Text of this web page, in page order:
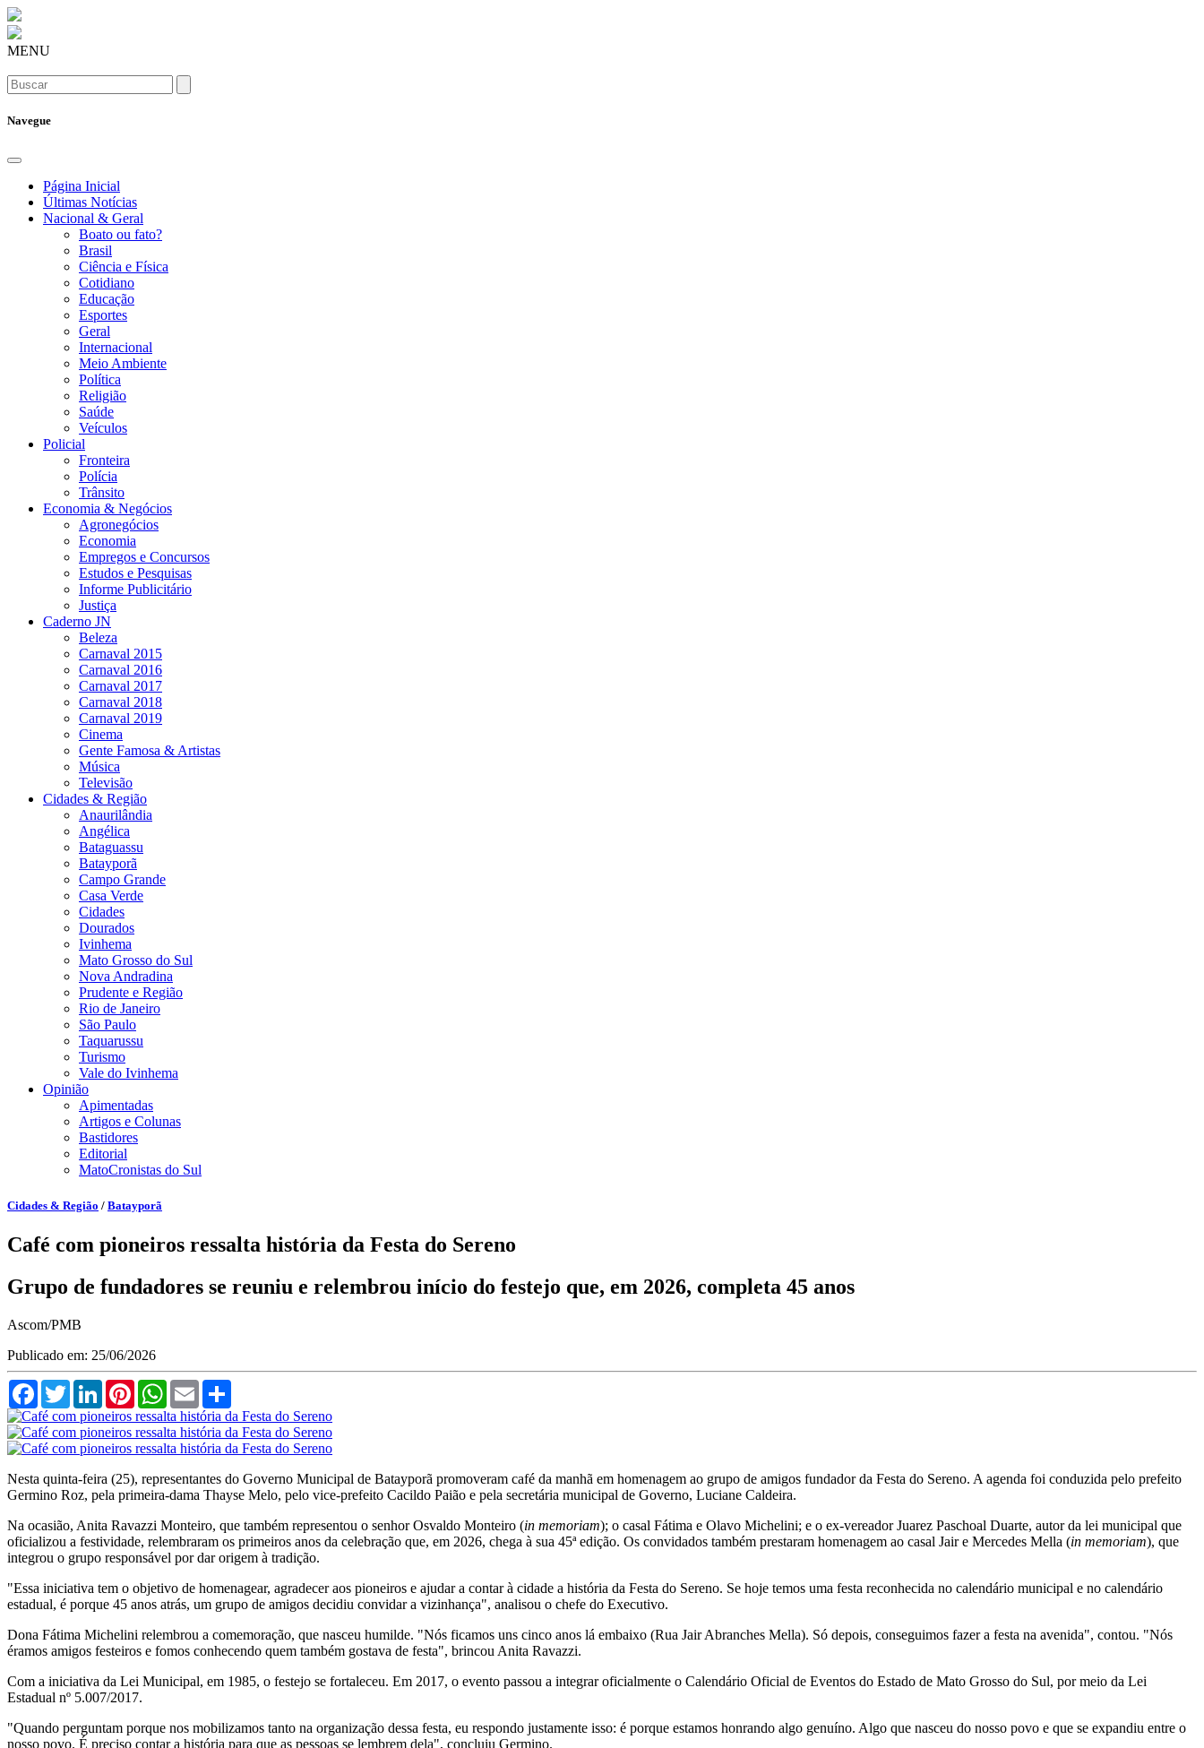
MENU
Navegue
Página Inicial
Últimas Notícias
Nacional & Geral
Boato ou fato?
Brasil
Ciência e Física
Cotidiano
Educação
Esportes
Geral
Internacional
Meio Ambiente
Política
Religião
Saúde
Veículos
Policial
Fronteira
Polícia
Trânsito
Economia & Negócios
Agronegócios
Economia
Empregos e Concursos
Estudos e Pesquisas
Informe Publicitário
Justiça
Caderno JN
Beleza
Carnaval 2015
Carnaval 2016
Carnaval 2017
Carnaval 2018
Carnaval 2019
Cinema
Gente Famosa & Artistas
Música
Televisão
Cidades & Região
Anaurilândia
Angélica
Bataguassu
Batayporã
Campo Grande
Casa Verde
Cidades
Dourados
Ivinhema
Mato Grosso do Sul
Nova Andradina
Prudente e Região
Rio de Janeiro
São Paulo
Taquarussu
Turismo
Vale do Ivinhema
Opinião
Apimentadas
Artigos e Colunas
Bastidores
Editorial
MatoCronistas do Sul
Cidades & Região / Batayporã
Café com pioneiros ressalta história da Festa do Sereno
Grupo de fundadores se reuniu e relembrou início do festejo que, em 2026, completa 45 anos
Ascom/PMB
Publicado em: 25/06/2026
FacebookTwitterLinkedInPinterestWhatsApp
Email
Nesta quinta-feira (25), representantes do Governo Municipal de Batayporã promoveram café da manhã em homenagem ao grupo de amigos fundador da Festa do Sereno. A agenda foi conduzida pelo prefeito
Germino Roz, pela primeira-dama Thayse Melo, pelo vice-prefeito Cacildo Paião e pela secretária municipal de Governo, Luciane Caldeira.
Na ocasião, Anita Ravazzi Monteiro, que também representou o senhor Osvaldo Monteiro (in memoriam); o casal Fátima e Olavo Michelini; e o ex-vereador Juarez Paschoal Duarte, autor da lei municipal que
oficializou a festividade, relembraram os primeiros anos da celebração que, em 2026, chega à sua 45ª edição. Os convidados também prestaram homenagem ao casal Jair e Mercedes Mella (in memoriam), que
integrou o grupo responsável por dar origem à tradição.
"Essa iniciativa tem o objetivo de homenagear, agradecer aos pioneiros e ajudar a contar à cidade a história da Festa do Sereno. Se hoje temos uma festa reconhecida no calendário municipal e no calendário
estadual, é porque 45 anos atrás, um grupo de amigos decidiu convidar a vizinhança", analisou o chefe do Executivo.
Dona Fátima Michelini relembrou a comemoração, que nasceu humilde. "Nós ficamos uns cinco anos lá embaixo (Rua Jair Abranches Mella). Só depois, conseguimos fazer a festa na avenida", contou. "Nós
éramos amigos festeiros e fomos conhecendo quem também gostava de festa", brincou Anita Ravazzi.
Com a iniciativa da Lei Municipal, em 1985, o festejo se fortaleceu. Em 2017, o evento passou a integrar oficialmente o Calendário Oficial de Eventos do Estado de Mato Grosso do Sul, por meio da Lei
Estadual nº 5.007/2017.
"Quando perguntam porque nos mobilizamos tanto na organização dessa festa, eu respondo justamente isso: é porque estamos honrando algo genuíno. Algo que nasceu do nosso povo e que se expandiu entre o
nosso povo. É preciso contar a história para que as pessoas se lembrem dela", concluiu Germino.